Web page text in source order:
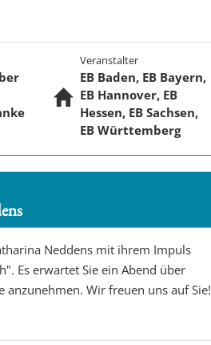
Veranstalter
EB Baden, EB Bayern,
EB Hannover, EB
Hessen, EB Sachsen,
EB Württemberg
Neddens mit ihrem Impuls
Es erwartet Sie ein Abend über
Wir freuen uns auf Sie!